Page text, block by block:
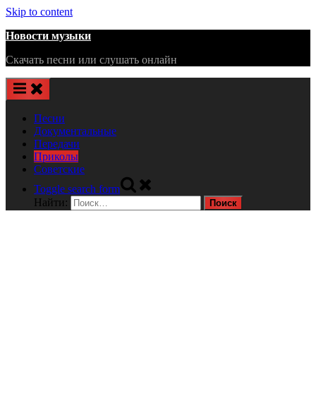
Skip to content
Новости музыки
Скачать песни или слушать онлайн
Песни
Документальные
Передачи
Приколы
Советские
Toggle search form
Найти: